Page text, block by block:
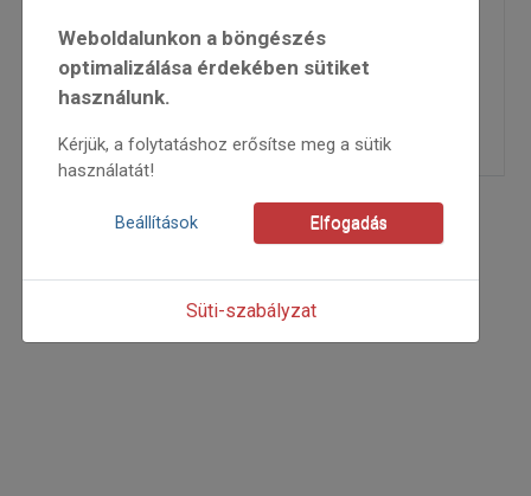
2023
2023/x
Weboldalunkon a böngészés
optimalizálása érdekében sütiket
használunk.
Kérjük, a folytatáshoz erősítse meg a sütik
használatát!
Beállítások Elfogadás
Süti-szabályzat